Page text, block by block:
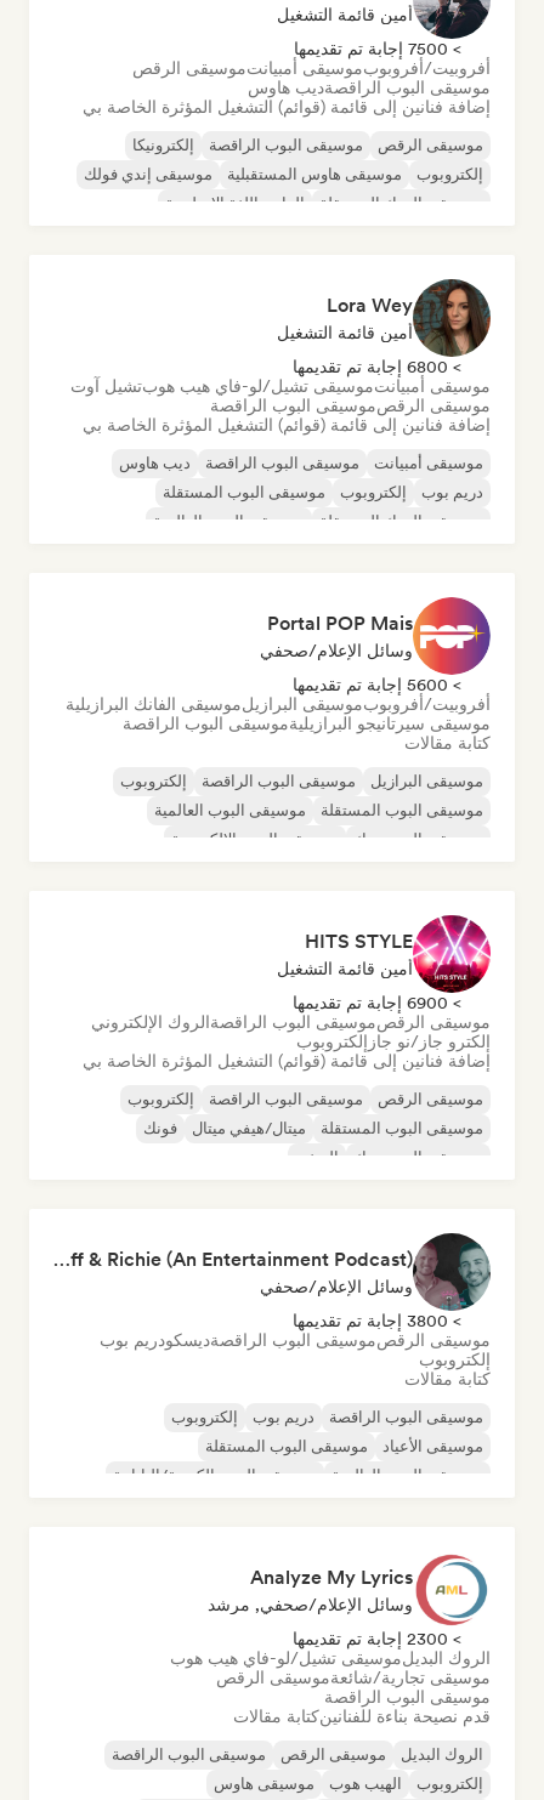
أمين قائمة التشغيل
> 7500 إجابة تم تقديمها
أفروبيت/أفروبوبموسيقى أمبيانتموسيقى الرقص
موسيقى البوب الراقصةديب هاوس
إضافة فنانين إلى قائمة (قوائم) التشغيل المؤثرة الخاصة بي
موسيقى الرقص موسيقى البوب الراقصة
إلكترونيكا
إلكتروبوب
موسيقى هاوس المستقبلية
موسيقى إندي فولك
موسيقى الروك المستقلة
الراب باللغة الإنجليزية
Lora Wey
أمين قائمة التشغيل
> 6800 إجابة تم تقديمها
موسيقى أمبيانتموسيقى تشيل/لو-فاي هيب هوبتشيل آوت
موسيقى الرقصموسيقى البوب الراقصة
إضافة فنانين إلى قائمة (قوائم) التشغيل المؤثرة الخاصة بي
موسيقى أمبيانت موسيقى البوب الراقصة
ديب هاوس
دريم بوب
إلكتروبوب
موسيقى البوب المستقلة
موسيقى الروك المستقلة
موسيقى البوب العالمية
Portal POP Mais
وسائل الإعلام/صحفي
> 5600 إجابة تم تقديمها
أفروبيت/أفروبوبموسيقى البرازيلموسيقى الفانك البرازيلية
موسيقى سيرتانيجو البرازيليةموسيقى البوب الراقصة
كتابة مقالات
موسيقى البرازيل موسيقى البوب الراقصة
إلكتروبوب
موسيقى البوب المستقلة
موسيقى البوب العالمية
موسيقى البوب روك
موسيقى البوب الإلكترونية
HITS STYLE
أمين قائمة التشغيل
> 6900 إجابة تم تقديمها
موسيقى الرقصموسيقى البوب الراقصةالروك الإلكتروني
إلكترو جاز/نو جاز إلكتروبوب
إضافة فنانين إلى قائمة (قوائم) التشغيل المؤثرة الخاصة بي
موسيقى الرقص موسيقى البوب الراقصة
إلكتروبوب
موسيقى البوب المستقلة
ميتال/هيفي ميتال
فونك
موسيقى البوب روك
الريغي
Half Hour with Jeff & Richie (An Entertainment Podcast)
وسائل الإعلام/صحفي
> 3800 إجابة تم تقديمها
موسيقى الرقصموسيقى البوب الراقصةديسكودريم بوب
إلكتروبوب
كتابة مقالات
موسيقى البوب الراقصة دريم بوب
إلكتروبوب
موسيقى الأعياد
موسيقى البوب المستقلة
موسيقى البوب العالمية
موسيقى البوب الكورية/اليابانية
Analyze My Lyrics
وسائل الإعلام/صحفي, مرشد
> 2300 إجابة تم تقديمها
الروك البديلموسيقى تشيل/لو-فاي هيب هوب
موسيقى تجارية/شائعةموسيقى الرقص
موسيقى البوب الراقصة
قدم نصيحة بناءة للفنانينكتابة مقالات
الروك البديل موسيقى الرقص
موسيقى البوب الراقصة
إلكتروبوب
الهيب هوب موسيقى هاوس